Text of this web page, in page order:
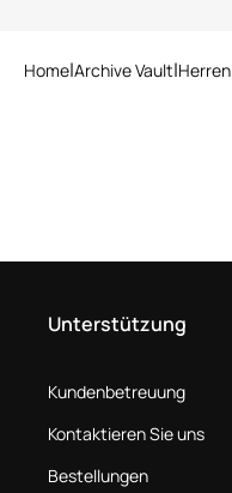
Home Archive Vault Herren
Unterstützung
Kundenbetreuung
Kontaktieren Sie uns
Bestellungen